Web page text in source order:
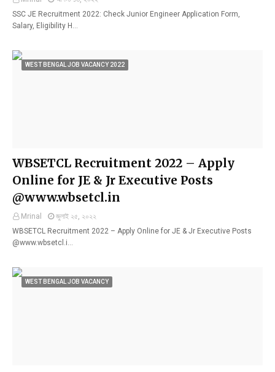
SSC JE Recruitment 2022: Check Junior Engineer Application Form,
Salary, Eligibility H…
WEST BENGAL JOB VACANCY 2022
WBSETCL Recruitment 2022 – Apply
Online for JE & Jr Executive Posts
@www.wbsetcl.in
Mrinal
জুলাই ২৫, ২০২২
WBSETCL Recruitment 2022 – Apply Online for JE & Jr Executive Posts
@www.wbsetcl.i…
WEST BENGAL JOB VACANCY